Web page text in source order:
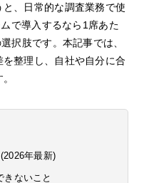
、日常的な調査業務で使
で導入するなら1席あた
択肢です。本記事では、
整理し、自社や自分に合
年最新)
きないこと